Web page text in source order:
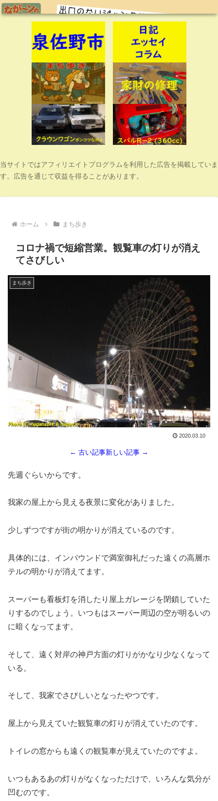
当サイトではアフィリエイトプログラムを利用した広告を掲載していま
す。広告を通じて収益を得ることがあります。
ホーム まち歩き
コロナ禍で短縮営業。観覧車の灯りが消え
てさびしい
まち歩き
2020.03.10
← 古い記事新しい記事 →
先週ぐらいからです。
我家の屋上から見える夜景に変化がありました。
少しずつですが街の明かりが消えているのです。
具体的には、インバウンドで満室御礼だった遠くの高層ホ
テルの明かりが消えてます。
スーパーも看板灯を消したり屋上ガレージを閉鎖していた
りするのでしょう。いつもはスーパー周辺の空が明るいの
に暗くなってます。
そして、遠く対岸の神戸方面の灯りがかなり少なくなって
いる。
そして、我家でさびしいとなったやつです。
屋上から見えていた観覧車の灯りが消えていたのです。
トイレの窓からも遠くの観覧車が見えていたのですよ。
いつもあるあの灯りがなくなっただけで、いろんな気分が
凹むのです。